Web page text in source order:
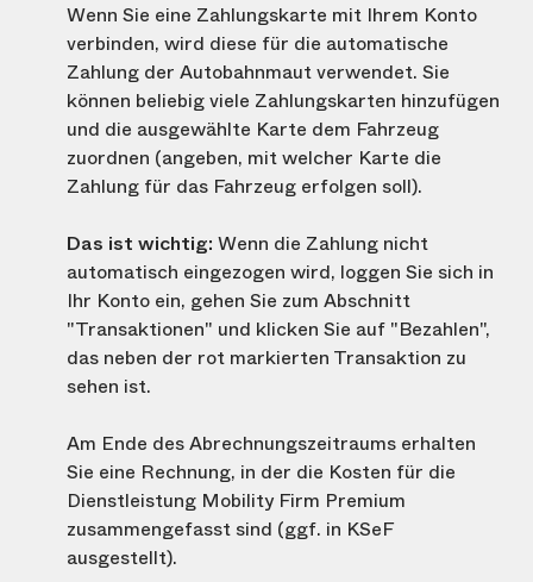
Wenn Sie eine Zahlungskarte mit Ihrem Konto
verbinden, wird diese für die automatische
Zahlung der Autobahnmaut verwendet. Sie
können beliebig viele Zahlungskarten hinzufügen
und die ausgewählte Karte dem Fahrzeug
zuordnen (angeben, mit welcher Karte die
Zahlung für das Fahrzeug erfolgen soll).
Das ist wichtig: Wenn die Zahlung nicht
automatisch eingezogen wird, loggen Sie sich in
Ihr Konto ein, gehen Sie zum Abschnitt
"Transaktionen" und klicken Sie auf "Bezahlen",
das neben der rot markierten Transaktion zu
sehen ist.
Am Ende des Abrechnungszeitraums erhalten
Sie eine Rechnung, in der die Kosten für die
Dienstleistung Mobility Firm Premium
zusammengefasst sind (ggf. in KSeF
ausgestellt).